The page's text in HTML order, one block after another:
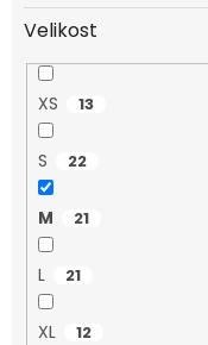
Velikost
XS 13
S 22
M 21
L 21
XL 12